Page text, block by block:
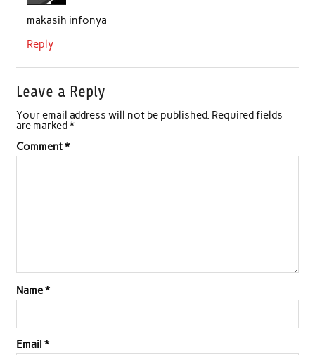
k
p
makasih infonya
Reply
Leave a Reply
Your email address will not be published. Required fields
are marked*
Comment*
Name*
Email *